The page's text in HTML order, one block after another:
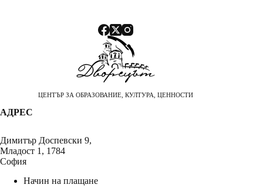
ЦЕНТЪР ЗА ОБРАЗОВАНИЕ, КУЛТУРА, ЦЕННОСТИ
АДРЕС
Димитър Доспевски 9,
Младост 1, 1784
София
Начин на плащане